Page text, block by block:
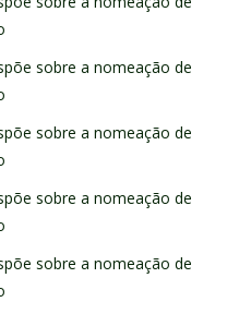
sobre a nomeação de
sobre a nomeação de
sobre a nomeação de
sobre a nomeação de